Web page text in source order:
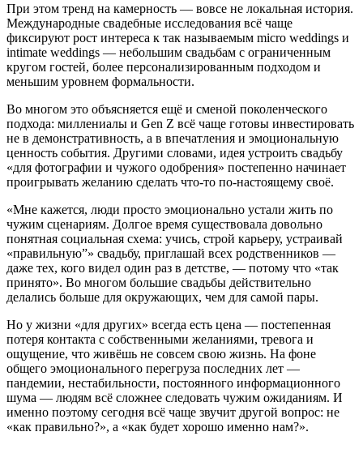
При этом тренд на камерность — вовсе не локальная история.
Международные свадебные исследования всё чаще
фиксируют рост интереса к так называемым micro weddings и
intimate weddings — небольшим свадьбам с ограниченным
кругом гостей, более персонализированным подходом и
меньшим уровнем формальности.
Во многом это объясняется ещё и сменой поколенческого
подхода: миллениалы и Gen Z всё чаще готовы инвестировать
не в демонстративность, а в впечатления и эмоциональную
ценность события. Другими словами, идея устроить свадьбу
«для фотографии и чужого одобрения» постепенно начинает
проигрывать желанию сделать что-то по-настоящему своё.
«Мне кажется, люди просто эмоционально устали жить по
чужим сценариям. Долгое время существовала довольно
понятная социальная схема: учись, строй карьеру, устраивай
«правильную”» свадьбу, приглашай всех родственников —
даже тех, кого видел один раз в детстве, — потому что «так
принято». Во многом большие свадьбы действительно
делались больше для окружающих, чем для самой пары.
Но у жизни «для других» всегда есть цена — постепенная
потеря контакта с собственными желаниями, тревога и
ощущение, что живёшь не совсем свою жизнь. На фоне
общего эмоционального перегруза последних лет —
пандемии, нестабильности, постоянного информационного
шума — людям всё сложнее следовать чужим ожиданиям. И
именно поэтому сегодня всё чаще звучит другой вопрос: не
«как правильно?», а «как будет хорошо именно нам?».